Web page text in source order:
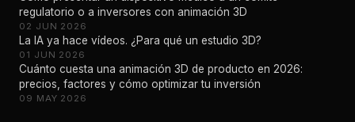
regulatorio o a inversores con animación 3D
02 JUN 2026
La IA ya hace vídeos. ¿Para qué un estudio 3D?
01 JUN 2026
Cuánto cuesta una animación 3D de producto en 2026:
precios, factores y cómo optimizar tu inversión
09 MAY 2026